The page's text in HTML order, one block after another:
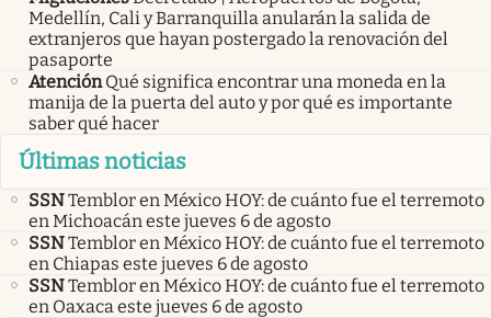
Medellín, Cali y Barranquilla anularán la salida de
extranjeros que hayan postergado la renovación del
pasaporte
Atención Qué significa encontrar una moneda en la
manija de la puerta del auto y por qué es importante
saber qué hacer
Últimas noticias
SSNTemblor en México HOY: de cuánto fue el terremoto
en Michoacán este jueves 6 de agosto
SSNTemblor en México HOY: de cuánto fue el terremoto
en Chiapas este jueves 6 de agosto
SSNTemblor en México HOY: de cuánto fue el terremoto
en Oaxaca este jueves 6 de agosto